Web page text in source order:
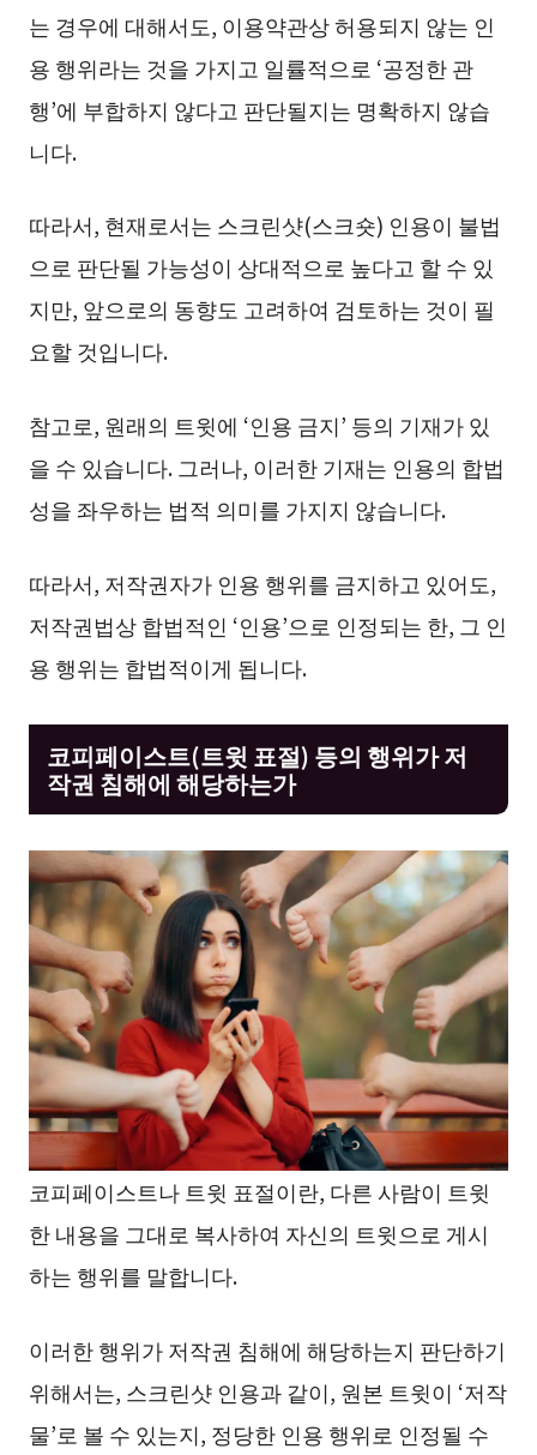
는 경우에 대해서도, 이용약관상 허용되지 않는 인
용 행위라는 것을 가지고 일률적으로 ‘공정한 관
행’에 부합하지 않다고 판단될지는 명확하지 않습
니다.
따라서, 현재로서는 스크린샷(스크숏) 인용이 불법
으로 판단될 가능성이 상대적으로 높다고 할 수 있
지만, 앞으로의 동향도 고려하여 검토하는 것이 필
요할 것입니다.
참고로, 원래의 트윗에 ‘인용 금지’ 등의 기재가 있
을 수 있습니다. 그러나, 이러한 기재는 인용의 합법
성을 좌우하는 법적 의미를 가지지 않습니다.
따라서, 저작권자가 인용 행위를 금지하고 있어도,
저작권법상 합법적인 ‘인용’으로 인정되는 한, 그 인
용 행위는 합법적이게 됩니다.
코피페이스트(트윗 표절) 등의 행위가 저
작권 침해에 해당하는가
코피페이스트나 트윗 표절이란, 다른 사람이 트윗
한 내용을 그대로 복사하여 자신의 트윗으로 게시
하는 행위를 말합니다.
이러한 행위가 저작권 침해에 해당하는지 판단하기
위해서는, 스크린샷 인용과 같이, 원본 트윗이 ‘저작
물’로 볼 수 있는지, 정당한 인용 행위로 인정될 수